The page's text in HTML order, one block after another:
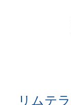
リムテ